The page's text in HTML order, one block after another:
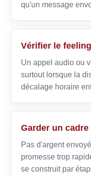
qu'un message
Vérifier le feeling
Un appel audio ou
surtout lorsque la
décalage horaire
Garder un cadre
Pas d'argent
promesse trop
se construit par